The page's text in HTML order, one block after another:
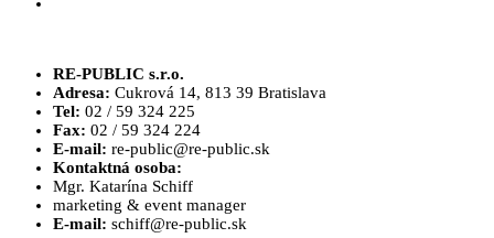
RE-PUBLIC s.r.o.
Adresa: Cukrová 14, 813 39 Bratislava
Tel: 02 / 59 324 225
Fax: 02 / 59 324 224
E-mail: re-public@re-public.sk
Kontaktná osoba:
Mgr. Katarína Schiff
marketing & event manager
E-mail: schiff@re-public.sk